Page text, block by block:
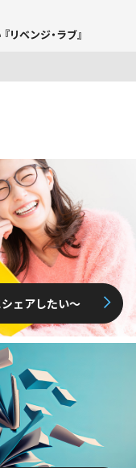
ベンジ・ラブ』
ェアしたい〜